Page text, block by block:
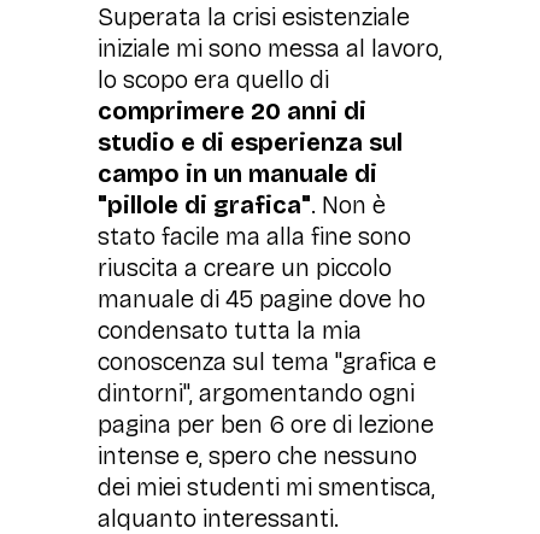
Superata la crisi esistenziale
iniziale mi sono messa al lavoro,
lo scopo era quello di
comprimere 20 anni di
studio e di esperienza sul
campo in un manuale di
"pillole di grafica". Non è
stato facile ma alla fine sono
riuscita a creare un piccolo
manuale di 45 pagine dove ho
condensato tutta la mia
conoscenza sul tema "grafica e
dintorni", argomentando ogni
pagina per ben 6 ore di lezione
intense e, spero che nessuno
dei miei studenti mi smentisca,
alquanto interessanti.